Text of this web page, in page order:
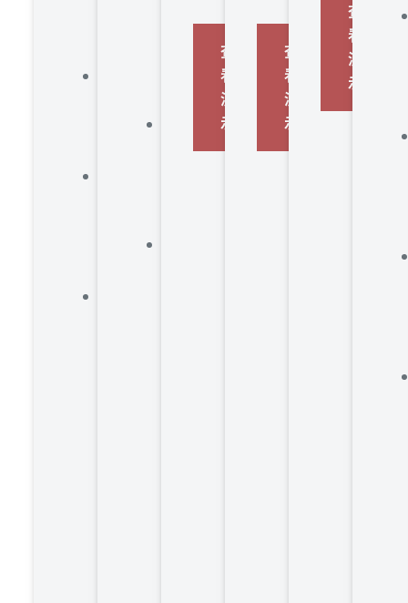
查
看
演
示
查
看
演
示
查
看
演
示